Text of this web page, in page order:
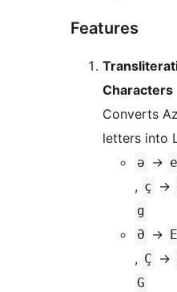
Features
Characters
Converts
letters into
ə → e
, ç →
g
Ə → E
, Ç →
G